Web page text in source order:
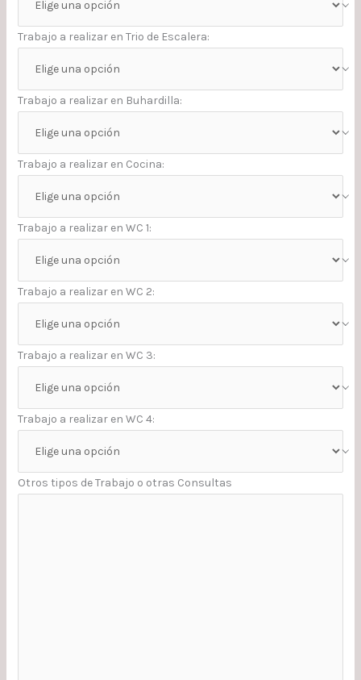
Trabajo a realizar en Trio de Escalera:
Trabajo a realizar en Buhardilla:
Trabajo a realizar en Cocina:
Trabajo a realizar en WC 1:
Trabajo a realizar en WC 2:
Trabajo a realizar en WC 3:
Trabajo a realizar en WC 4:
Otros tipos de Trabajo o otras Consultas